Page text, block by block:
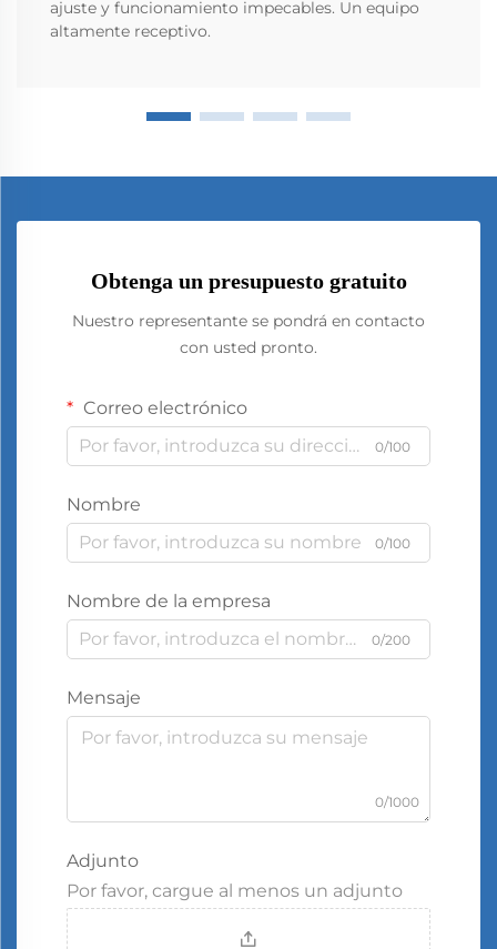
ajuste y funcionamiento impecables. Un equipo
altamente receptivo.
Obtenga un presupuesto gratuito
Nuestro representante se pondrá en contacto
con usted pronto.
Correo electrónico
0/100
Nombre
0/100
Nombre de la empresa
0/200
Mensaje
0/1000
Adjunto
Por favor, cargue al menos un adjunto